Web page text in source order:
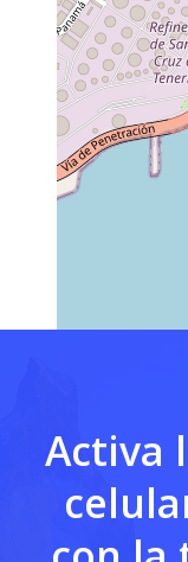
Activa